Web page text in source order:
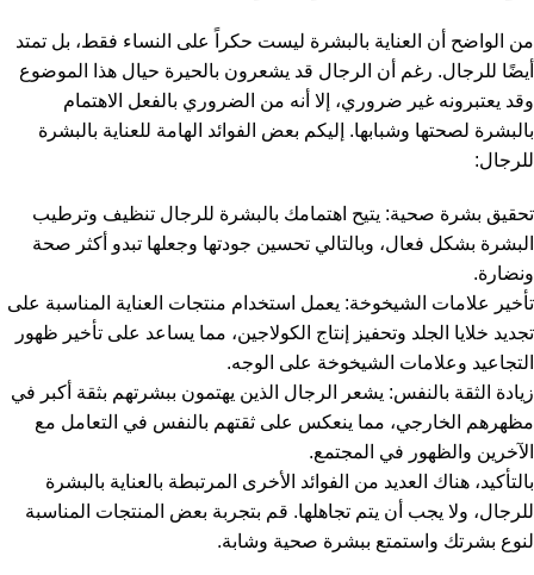
من الواضح أن العناية بالبشرة ليست حكراً على النساء فقط، بل تمتد
أيضًا للرجال. رغم أن الرجال قد يشعرون بالحيرة حيال هذا الموضوع
وقد يعتبرونه غير ضروري، إلا أنه من الضروري بالفعل الاهتمام
بالبشرة لصحتها وشبابها. إليكم بعض الفوائد الهامة للعناية بالبشرة
للرجال:
تحقيق بشرة صحية: يتيح اهتمامك بالبشرة للرجال تنظيف وترطيب
البشرة بشكل فعال، وبالتالي تحسين جودتها وجعلها تبدو أكثر صحة
ونضارة.
تأخير علامات الشيخوخة: يعمل استخدام منتجات العناية المناسبة على
تجديد خلايا الجلد وتحفيز إنتاج الكولاجين، مما يساعد على تأخير ظهور
التجاعيد وعلامات الشيخوخة على الوجه.
زيادة الثقة بالنفس: يشعر الرجال الذين يهتمون ببشرتهم بثقة أكبر في
مظهرهم الخارجي، مما ينعكس على ثقتهم بالنفس في التعامل مع
الآخرين والظهور في المجتمع.
بالتأكيد، هناك العديد من الفوائد الأخرى المرتبطة بالعناية بالبشرة
للرجال، ولا يجب أن يتم تجاهلها. قم بتجربة بعض المنتجات المناسبة
لنوع بشرتك واستمتع ببشرة صحية وشابة.